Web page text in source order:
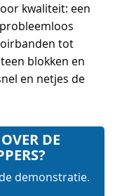
kwaliteit: een
tot
blokken en
en netjes de
DE
demonstratie.